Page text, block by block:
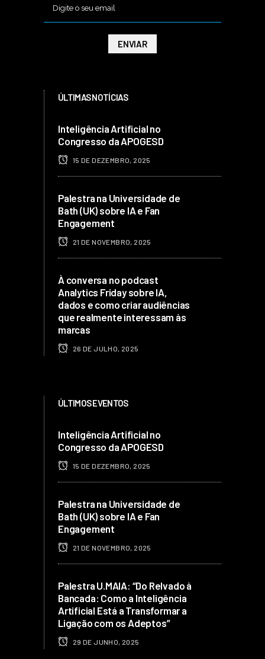
ÚLTIMAS NOTÍCIAS
Inteligência Artificial no
Congresso da APOGESD
15 DE DEZEMBRO, 2025
Palestra na Universidade de
Bath (UK) sobre IA e Fan
Engagement
21 DE NOVEMBRO, 2025
À conversa no podcast
Analytics Friday sobre IA,
dados e como criar audiências
que realmente interessam às
marcas
26 DE JULHO, 2025
ÚLTIMOS EVENTOS
Inteligência Artificial no
Congresso da APOGESD
15 DE DEZEMBRO, 2025
Palestra na Universidade de
Bath (UK) sobre IA e Fan
Engagement
21 DE NOVEMBRO, 2025
Palestra U.MAIA: “Do Relvado à
Bancada: Como a Inteligência
Artificial Está a Transformar a
Ligação com os Adeptos”
29 DE JUNHO, 2025